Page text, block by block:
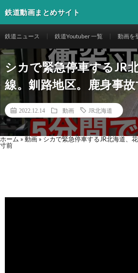
鉄道動画まとめサイト
鉄道ニュース 鉄道Youtuber 一覧 動画を
シカで緊急停車するJR
線。釧路地区。鹿身事
2022.12.14 動画 JR北海道
ホーム » 動画 » シカで緊急停車するJR北海道、
寸前